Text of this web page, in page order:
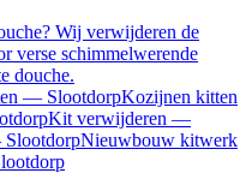
Wij verwijderen de
verse schimmelwerende
douche.
— SlootdorpKozijnen kitten
Kit verwijderen —
SlootdorpNieuwbouw kitwerk